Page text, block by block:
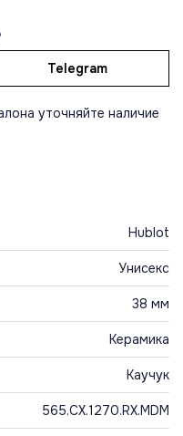
Telegram
уточняйте наличие
Hublot
Унисекс
38 мм
Керамика
Каучук
565.CX.1270.RX.MDM